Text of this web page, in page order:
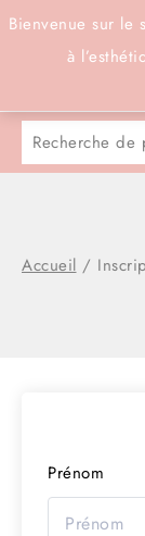
Bienvenue sur le
à
Accueil /
Prénom